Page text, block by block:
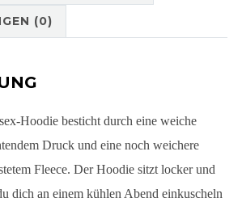
(0)
Hoodie besticht durch eine weiche
Druck und eine noch weichere
Fleece. Der Hoodie sitzt locker und
dich an einem kühlen Abend einkuscheln